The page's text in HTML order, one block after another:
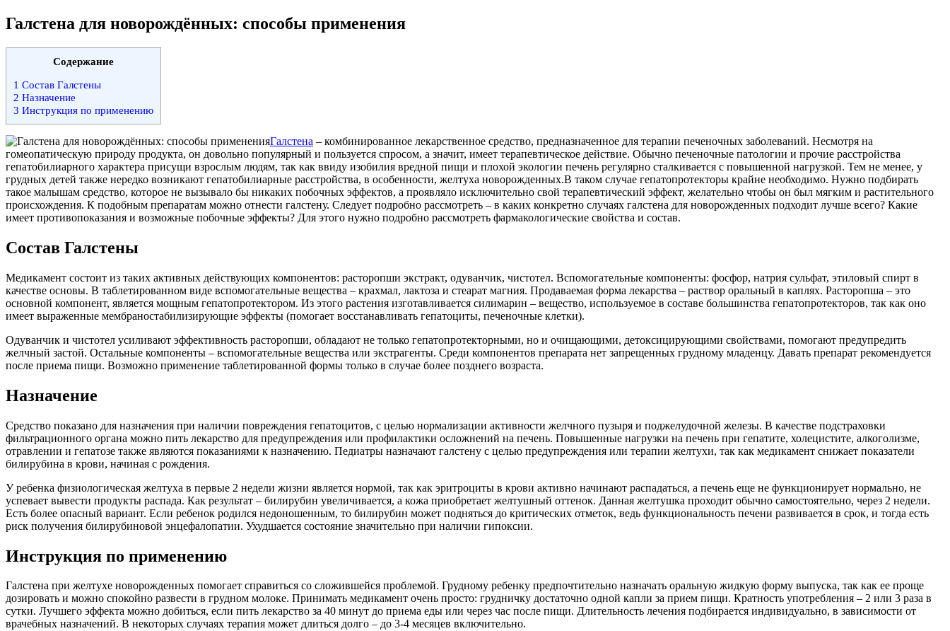
Галстена для новорождённых: способы применения
Содержание
1 Состав Галстены
2 Назначение
3 Инструкция по применению
Галстена – комбинированное лекарственное средство, предназначенное для терапии печеночных заболеваний. Несмотря на
гомеопатическую природу продукта, он довольно популярный и пользуется спросом, а значит, имеет терапевтическое действие. Обычно печеночные патологии и прочие расстройства
гепатобилиарного характера присущи взрослым людям, так как ввиду изобилия вредной пищи и плохой экологии печень регулярно сталкивается с повышенной нагрузкой. Тем не менее, у
грудных детей также нередко возникают гепатобилиарные расстройства, в особенности, желтуха новорожденных.В таком случае гепатопротекторы крайне необходимо. Нужно подбирать
такое малышам средство, которое не вызывало бы никаких побочных эффектов, а проявляло исключительно свой терапевтический эффект, желательно чтобы он был мягким и растительного
происхождения. К подобным препаратам можно отнести галстену. Следует подробно рассмотреть – в каких конкретно случаях галстена для новорожденных подходит лучше всего? Какие
имеет противопоказания и возможные побочные эффекты? Для этого нужно подробно рассмотреть фармакологические свойства и состав.
Состав Галстены
Медикамент состоит из таких активных действующих компонентов: расторопши экстракт, одуванчик, чистотел. Вспомогательные компоненты: фосфор, натрия сульфат, этиловый спирт в
качестве основы. В таблетированном виде вспомогательные вещества – крахмал, лактоза и стеарат магния. Продаваемая форма лекарства – раствор оральный в каплях. Расторопша – это
основной компонент, является мощным гепатопротектором. Из этого растения изготавливается силимарин – вещество, используемое в составе большинства гепатопротекторов, так как оно
имеет выраженные мембраностабилизирующие эффекты (помогает восстанавливать гепатоциты, печеночные клетки).
Одуванчик и чистотел усиливают эффективность расторопши, обладают не только гепатопротекторными, но и очищающими, детоксицирующими свойствами, помогают предупредить
желчный застой. Остальные компоненты – вспомогательные вещества или экстрагенты. Среди компонентов препарата нет запрещенных грудному младенцу. Давать препарат рекомендуется
после приема пищи. Возможно применение таблетированной формы только в случае более позднего возраста.
Назначение
Средство показано для назначения при наличии повреждения гепатоцитов, с целью нормализации активности желчного пузыря и поджелудочной железы. В качестве подстраховки
фильтрационного органа можно пить лекарство для предупреждения или профилактики осложнений на печень. Повышенные нагрузки на печень при гепатите, холецистите, алкоголизме,
отравлении и гепатозе также являются показаниями к назначению. Педиатры назначают галстену с целью предупреждения или терапии желтухи, так как медикамент снижает показатели
билирубина в крови, начиная с рождения.
У ребенка физиологическая желтуха в первые 2 недели жизни является нормой, так как эритроциты в крови активно начинают распадаться, а печень еще не функционирует нормально, не
успевает вывести продукты распада. Как результат – билирубин увеличивается, а кожа приобретает желтушный оттенок. Данная желтушка проходит обычно самостоятельно, через 2 недели.
Есть более опасный вариант. Если ребенок родился недоношенным, то билирубин может подняться до критических отметок, ведь функциональность печени развивается в срок, и тогда есть
риск получения билирубиновой энцефалопатии. Ухудшается состояние значительно при наличии гипоксии.
Инструкция по применению
Галстена при желтухе новорожденных помогает справиться со сложившейся проблемой. Грудному ребенку предпочтительно назначать оральную жидкую форму выпуска, так как ее проще
дозировать и можно спокойно развести в грудном молоке. Принимать медикамент очень просто: грудничку достаточно одной капли за прием пищи. Кратность употребления – 2 или 3 раза в
сутки. Лучшего эффекта можно добиться, если пить лекарство за 40 минут до приема еды или через час после пищи. Длительность лечения подбирается индивидуально, в зависимости от
врачебных назначений. В некоторых случаях терапия может длиться долго – до 3-4 месяцев включительно.